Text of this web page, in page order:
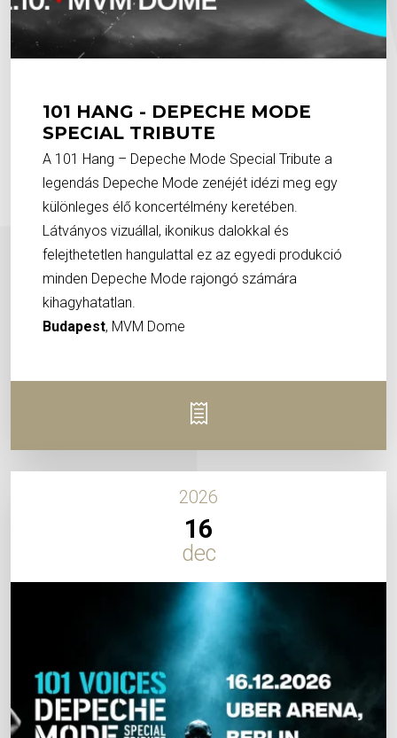
101 HANG - DEPECHE MODE
SPECIAL TRIBUTE
A 101 Hang – Depeche Mode Special Tribute a
legendás Depeche Mode zenéjét idézi meg egy
különleges élő koncertélmény keretében.
Látványos vizuállal, ikonikus dalokkal és
felejthetetlen hangulattal ez az egyedi produkció
minden Depeche Mode rajongó számára
kihagyhatatlan.
Budapest, MVM Dome
2026
16
dec